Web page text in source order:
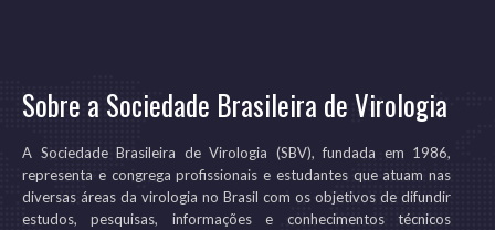
Sobre a Sociedade Brasileira de Virologia
A Sociedade Brasileira de Virologia (SBV), fundada em 1986,
representa e congrega profissionais e estudantes que atuam nas
diversas áreas da virologia no Brasil com os objetivos de difundir
estudos, pesquisas, informações e conhecimentos técnicos